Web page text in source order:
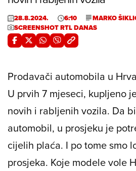
28.8.2024. 6:10
MARKO
SCREENSHOT RTL DANAS
Prodavači automobila u
U prvih 7 mjeseci, kupljeno
novih i rabljenih vozila. Da
automobil, u prosjeku je
cijelih plaća. I po tome smo
prosjeka. Koje modele vole